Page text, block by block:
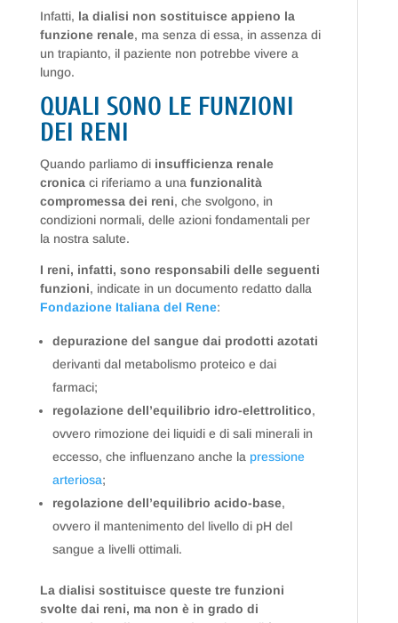
Infatti, la dialisi non sostituisce appieno la
funzione renale, ma senza di essa, in assenza di
un trapianto, il paziente non potrebbe vivere a
lungo.
QUALI SONO LE FUNZIONI
DEI RENI
Quando parliamo di insufficienza renale
cronicaci riferiamo a una funzionalità
compromessa dei reni, che svolgono, in
condizioni normali, delle azioni fondamentali per
la nostra salute.
I reni, infatti, sono responsabili delle seguenti
funzioni, indicate in un documento redatto dalla
Fondazione Italiana del Rene:
depurazione del sangue dai prodotti azotati
derivanti dal metabolismo proteico e dai
farmaci;
regolazione dell’equilibrio idro-elettrolitico,
ovvero rimozione dei liquidi e di sali minerali in
eccesso, che influenzano anche la pressione
arteriosa;
regolazione dell’equilibrio acido-base,
ovvero il mantenimento del livello di pH del
sangue a livelli ottimali.
La dialisi sostituisce queste tre funzioni
svolte dai reni, ma non è in grado di